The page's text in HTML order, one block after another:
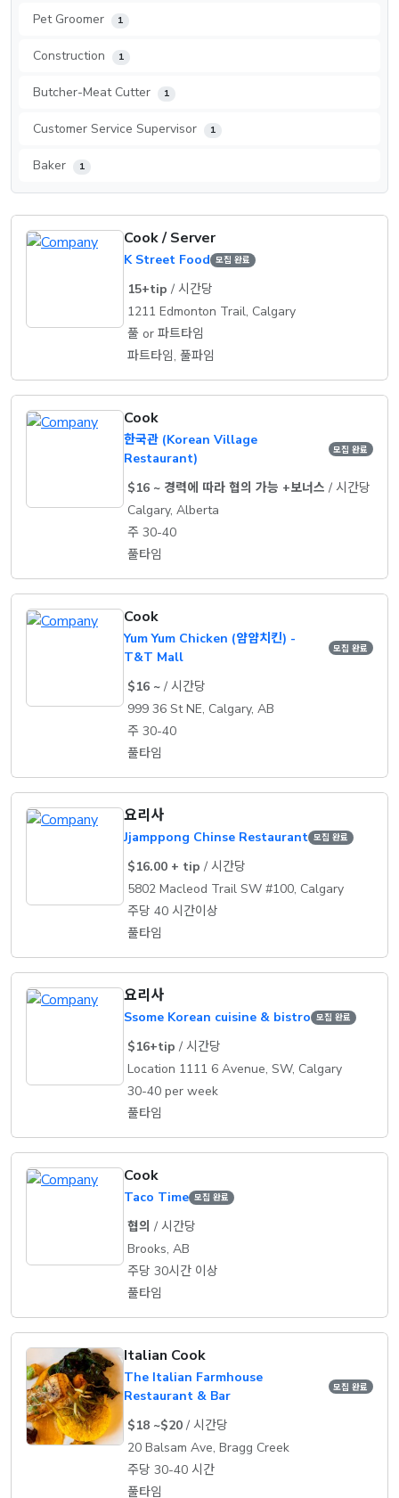
Pet Groomer 1
Construction 1
Butcher-Meat Cutter 1
Customer Service Supervisor 1
Baker 1
Cook / Server
K Street Food 모집 완료
15+tip / 시간당
1211 Edmonton Trail, Calgary
풀 or 파트타임
파트타임, 풀파임
Cook
한국관 (Korean Village
Restaurant)
모집 완료
$16 ~ 경력에 따라 협의 가능 +보너스 / 시간당
Calgary, Alberta
주 30-40
풀타임
Cook
Yum Yum Chicken (얌얌치킨) -
T&T Mall
모집 완료
$16 ~ / 시간당
999 36 St NE, Calgary, AB
주 30-40
풀타임
요리사
Jjamppong Chinse Restaurant 모집 완료
$16.00 + tip / 시간당
5802 Macleod Trail SW #100, Calgary
주당 40 시간이상
풀타임
요리사
Ssome Korean cuisine & bistro 모집 완료
$16+tip / 시간당
Location 1111 6 Avenue, SW, Calgary
30-40 per week
풀타임
Cook
Taco Time 모집 완료
협의 / 시간당
Brooks, AB
주당 30시간 이상
풀타임
Italian Cook
The Italian Farmhouse
Restaurant & Bar
모집 완료
$18 ~$20 / 시간당
20 Balsam Ave, Bragg Creek
주당 30-40 시간
풀타임